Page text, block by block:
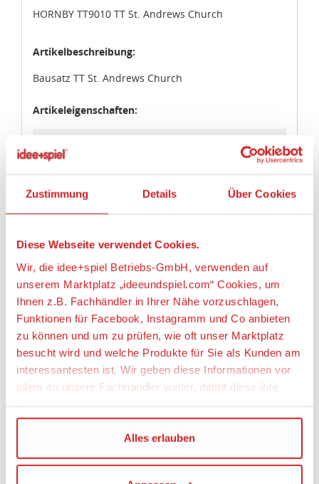
Zustimmung Details Über Cookies
Diese Webseite verwendet Cookies.
Wir, die idee+spiel Betriebs-GmbH, verwenden auf
unserem Marktplatz „ideeundspiel.com“ Cookies, um
Ihnen z.B. Fachhändler in Ihrer Nähe vorzuschlagen,
Funktionen für Facebook, Instagramm und Co anbieten
zu können und um zu prüfen, wie oft unser Marktplatz
besucht wird und welche Produkte für Sie als Kunden am
interessantesten ist. Wir geben diese Informationen vor
allem an unsere Fachhändler weiter, damit diese ihre
Wir verwenden den Google Tag Manager um weitere
Dienste einzubinden.
Alles erlauben
HORNBY TT9010 TT St. Andrews Church
Artikelbeschreibung:
Bausatz TT St. Andrews Church
Artikeleigenschaften:
Ab 14 Jahre
TT / 1:120
Angaben zur Produktsicherheit:
Hersteller:
Hornby Hobbies Limited, Großbritannien
Verantwortliche Person:
Hornby Italia SRL, Viale die Caduti 52/A6, 25030
Castel Mella (BS), Italien, www.hornby.com,
Customerservices.it@hornby.com
Warnhinweise
Achtung! Nicht für Kinder unter 3 Jahren